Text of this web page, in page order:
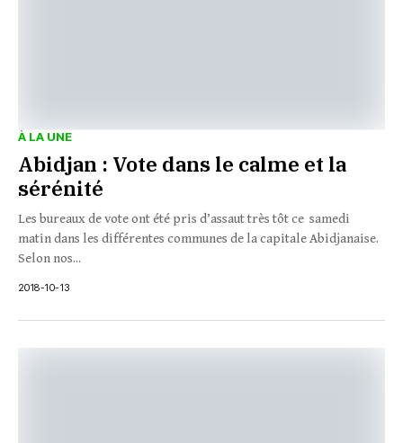
À LA UNE
Abidjan : Vote dans le calme et la
sérénité
Les bureaux de vote ont été pris d’assaut très tôt ce samedi
matin dans les différentes communes de la capitale Abidjanaise.
Selon nos...
2018-10-13